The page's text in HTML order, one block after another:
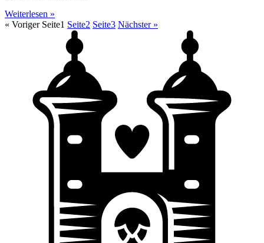
Weiterlesen »
« Voriger Seite1 Seite2 Seite3 Nächster »